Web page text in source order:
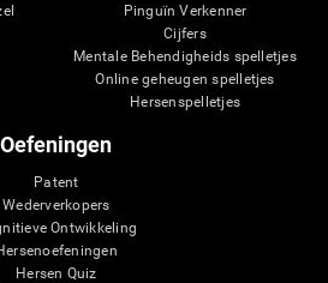
Pinguïn Verkenner
Cijfers
Mentale Behendigheids spelletjes
Online geheugen spelletjes
Hersenspelletjes
Oefeningen
Patent
Wederverkopers
Ontwikkeling
Hersen Quiz